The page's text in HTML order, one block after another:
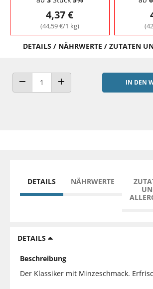
4,37 €
(44,59 €/1 kg)
DETAILS / NÄHRWERTE / ZUTATEN
ANZAHL VERRINGERNANZAHL ERHÖHEN
IN DEN
DETAILS NÄHRWERTE
DETAILS
Beschreibung
Der Klassiker mit Minzeschmack.